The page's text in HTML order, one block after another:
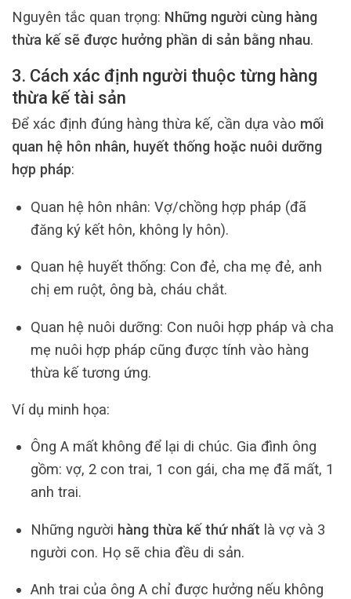
Nguyên tắc quan trọng: Những người cùng hàng
thừa kế sẽ được hưởng phần di sản bằng nhau.
3. Cách xác định người thuộc từng hàng
thừa kế tài sản
Để xác định đúng hàng thừa kế, cần dựa vào mối
quan hệ hôn nhân, huyết thống hoặc nuôi dưỡng
hợp pháp:
Quan hệ hôn nhân: Vợ/chồng hợp pháp (đã
đăng ký kết hôn, không ly hôn).
Quan hệ huyết thống: Con đẻ, cha mẹ đẻ, anh
chị em ruột, ông bà, cháu chắt.
Quan hệ nuôi dưỡng: Con nuôi hợp pháp và cha
mẹ nuôi hợp pháp cũng được tính vào hàng
thừa kế tương ứng.
Ví dụ minh họa:
Ông A mất không để lại di chúc. Gia đình ông
gồm: vợ, 2 con trai, 1 con gái, cha mẹ đã mất, 1
anh trai.
Những người hàng thừa kế thứ nhất là vợ và 3
người con. Họ sẽ chia đều di sản.
Anh trai của ông A chỉ được hưởng nếu không